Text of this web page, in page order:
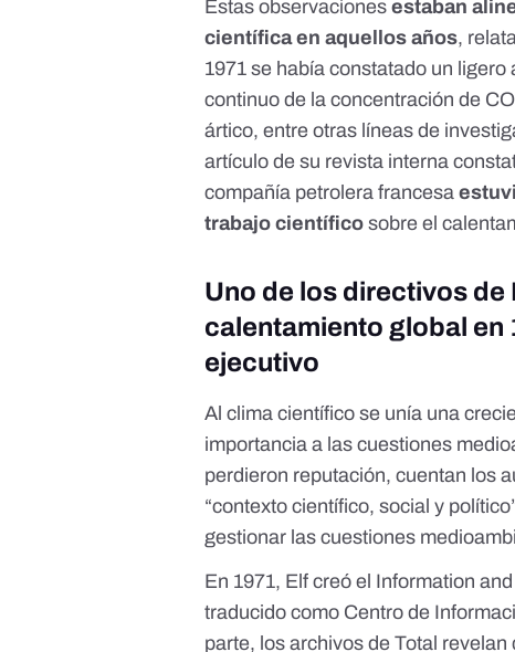
Estas observacionesestaban
científica en aquellos años,
1971 se había constatado un
continuo de la concentración de
ártico, entre otras líneas de
artículo de su revista interna
compañía petrolera francesa
trabajo científico sobre el
Uno de los directivos de
calentamiento global en
ejecutivo
Al clima científico se unía una
importancia a las cuestiones
perdieron reputación, cuentan los
“contexto científico, social y
gestionar las cuestiones
En 1971, Elf creó el Information
traducido como Centro de
parte, los archivos de Total